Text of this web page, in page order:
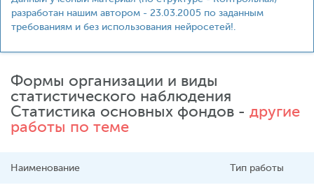
разработан нашим автором - 23.03.2005 по заданным
требованиям и без использования нейросетей!.
Формы организации и виды
статистического наблюдения
Статистика основных фондов - другие
работы по теме
Наименование Тип работы